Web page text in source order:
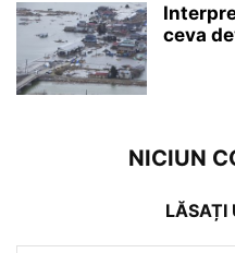
ceva
NICIUN
LĂSAȚI